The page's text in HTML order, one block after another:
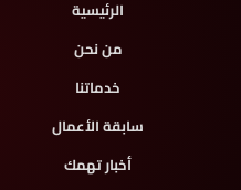
الرئيسية
من نحن
خدماتنا
سابقة الأعمال
أخبار تهمك